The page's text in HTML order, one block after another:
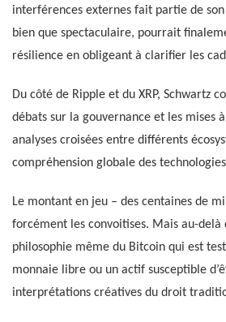
interférences externes fait partie de
bien que spectaculaire, pourrait
résilience en obligeant à clarifier les
Du côté de Ripple et du XRP, Schwartz
débats sur la gouvernance et les mises
analyses croisées entre différents
compréhension globale des
Le montant en jeu – des centaines de
forcément les convoitises. Mais au-delà
philosophie même du Bitcoin qui est
monnaie libre ou un actif susceptible
interprétations créatives du droit